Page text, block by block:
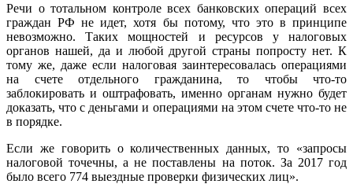
Речи о тотальном контроле всех банковских операций всех
граждан РФ не идет, хотя бы потому, что это в принципе
невозможно. Таких мощностей и ресурсов у налоговых
органов нашей, да и любой другой страны попросту нет. К
тому же, даже если налоговая заинтересовалась операциями
на счете отдельного гражданина, то чтобы что-то
заблокировать и оштрафовать, именно органам нужно будет
доказать, что с деньгами и операциями на этом счете что-то не
в порядке.
Если же говорить о количественных данных, то «запросы
налоговой точечны, а не поставлены на поток. За 2017 год
было всего 774 выездные проверки физических лиц».